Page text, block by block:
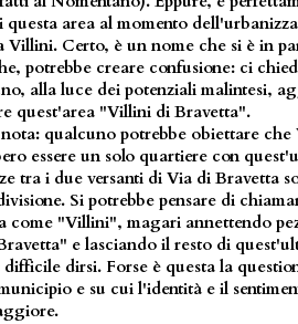
questa area al momento
Villini. Certo, è un nome che si è in
potrebbe creare confusione: ci
alla luce dei potenziali malintesi,
quest'area "Villini di Bravetta".
qualcuno potrebbe obiettare
essere un solo quartiere con
tra i due versanti di Via di Bravetta
Si potrebbe pensare di
come "Villini", magari annettendo
e lasciando il resto di
difficile dirsi. Forse è questa la
e su cui l'identità e il